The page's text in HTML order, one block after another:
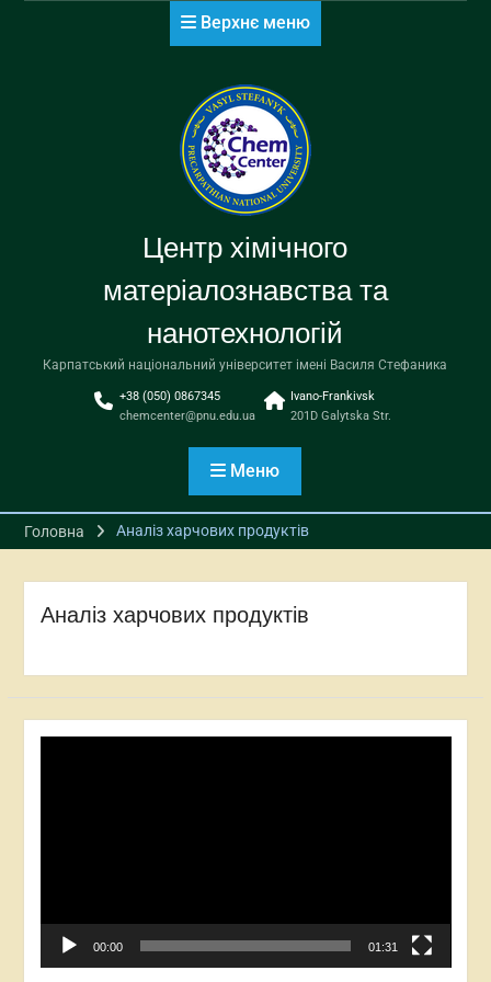
Верхнє меню
Центр хімічного
матеріалознавства та
нанотехнологій
Карпатський національний університет імені Василя Стефаника
+38 (050) 0867345
chemcenter@pnu.edu.ua
Ivano-Frankivsk
201D Galytska Str.
Меню
Головна Аналіз харчових продуктів
Аналіз харчових продуктів
00:00 01:31